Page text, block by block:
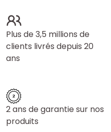
Plus de 3,5 millions de
clients livrés depuis 20
ans
2 ans de garantie sur nos
produits